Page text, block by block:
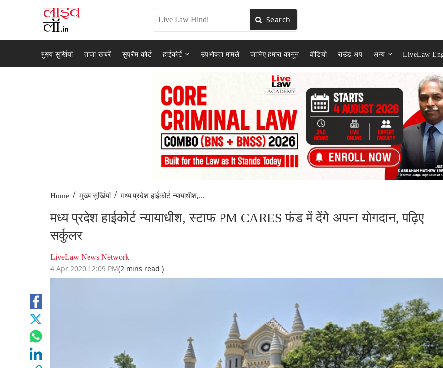
Search
मुख्य सुर्खियां ताजा खबरें सुप्रीम कोर्ट हाईकोर्ट उपभोक्ता मामले जानिए हमारा कानून वीडियो राउंड अप अन्य LiveLaw
Home / मुख्य सुर्खियां / मध्य प्रदेश हाईकोर्ट न्यायाधीश,...
मध्य प्रदेश हाईकोर्ट न्यायाधीश, स्टाफ PM CARES फंड में देंगे अपना योगदान, पढ़िए
सर्कुलर
LiveLaw News Network
4 Apr 2020 12:09 PM(2 mins read )